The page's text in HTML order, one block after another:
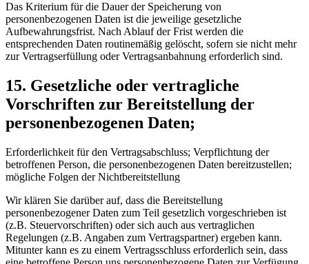
Das Kriterium für die Dauer der Speicherung von
personenbezogenen Daten ist die jeweilige gesetzliche
Aufbewahrungsfrist. Nach Ablauf der Frist werden die
entsprechenden Daten routinemäßig gelöscht, sofern sie nicht mehr
zur Vertragserfüllung oder Vertragsanbahnung erforderlich sind.
15. Gesetzliche oder vertragliche
Vorschriften zur Bereitstellung der
personenbezogenen Daten;
Erforderlichkeit für den Vertragsabschluss; Verpflichtung der
betroffenen Person, die personenbezogenen Daten bereitzustellen;
mögliche Folgen der Nichtbereitstellung
Wir klären Sie darüber auf, dass die Bereitstellung
personenbezogener Daten zum Teil gesetzlich vorgeschrieben ist
(z.B. Steuervorschriften) oder sich auch aus vertraglichen
Regelungen (z.B. Angaben zum Vertragspartner) ergeben kann.
Mitunter kann es zu einem Vertragsschluss erforderlich sein, dass